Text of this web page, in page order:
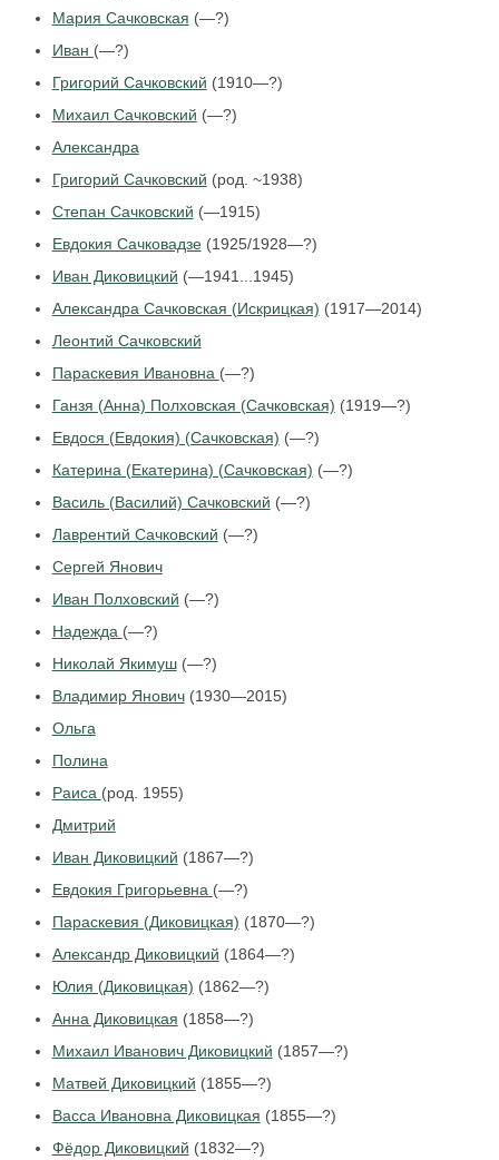
Мария Сачковская (—?)
Иван (—?)
Григорий Сачковский (1910—?)
Михаил Сачковский (—?)
Александра
Григорий Сачковский (род. ~1938)
Степан Сачковский (—1915)
Евдокия Сачковадзе(1925/1928—?)
Иван Диковицкий (—1941...1945)
Александра Сачковская (Искрицкая) (1917—2014)
Леонтий Сачковский
Параскевия Ивановна (—?)
Ганзя (Анна) Полховская (Сачковская) (1919—?)
Евдося (Евдокия) (Сачковская) (—?)
Катерина (Екатерина) (Сачковская) (—?)
Василь (Василий) Сачковский (—?)
Лаврентий Сачковский (—?)
Сергей Янович
Иван Полховский (—?)
Надежда (—?)
Николай Якимуш(—?)
Владимир Янович(1930—2015)
Ольга
Полина
Раиса (род. 1955)
Дмитрий
Иван Диковицкий (1867—?)
Евдокия Григорьевна (—?)
Параскевия (Диковицкая) (1870—?)
Александр Диковицкий (1864—?)
Юлия (Диковицкая) (1862—?)
Анна Диковицкая (1858—?)
Михаил Иванович Диковицкий (1857—?)
Матвей Диковицкий (1855—?)
Васса Ивановна Диковицкая (1855—?)
Фёдор Диковицкий (1832—?)